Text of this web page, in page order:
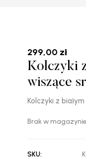
299,00 zł
Kolczyki
wiszące
Kolczyki z
Brak w magazynie
SKU: